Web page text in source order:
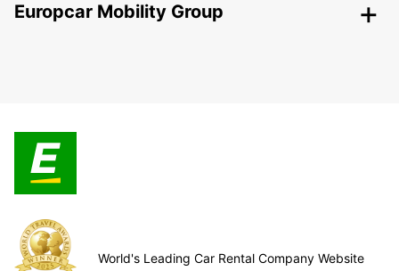
Europcar Mobility Group
World's Leading Car Rental Company Website